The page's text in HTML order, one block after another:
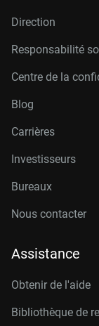
Direction
Responsabilité
Centre de la
Blog
Carrières
Investisseurs
Bureaux
Nous contacter
Assistance
Obtenir de l'aide
Bibliothèque de